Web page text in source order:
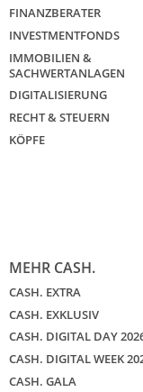
FINANZBERATER
INVESTMENTFONDS
IMMOBILIEN &
SACHWERTANLAGEN
DIGITALISIERUNG
RECHT & STEUERN
KÖPFE
MEHR CASH.
CASH. EXTRA
CASH. EXKLUSIV
CASH. DIGITAL DAY
CASH. DIGITAL WEEK
CASH. GALA